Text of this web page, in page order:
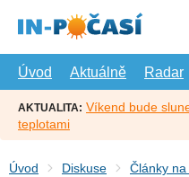
hlavní
Úvod
Aktuálně Radar
AKTUALITA: Víkend bude
teplotami
Úvod Diskuse
Články